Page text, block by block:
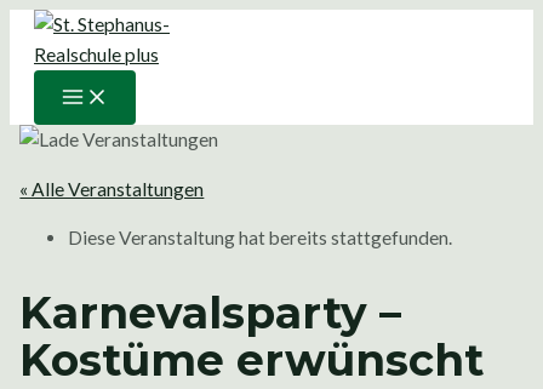
Zum
Inhalt
springen
Main
Menu
« Alle Veranstaltungen
Diese Veranstaltung hat bereits stattgefunden.
Karnevalsparty –
Kostüme erwünscht